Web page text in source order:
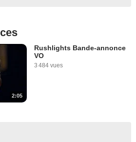
2:05
Rushlights Bande-annonce
VO
3 484 vues